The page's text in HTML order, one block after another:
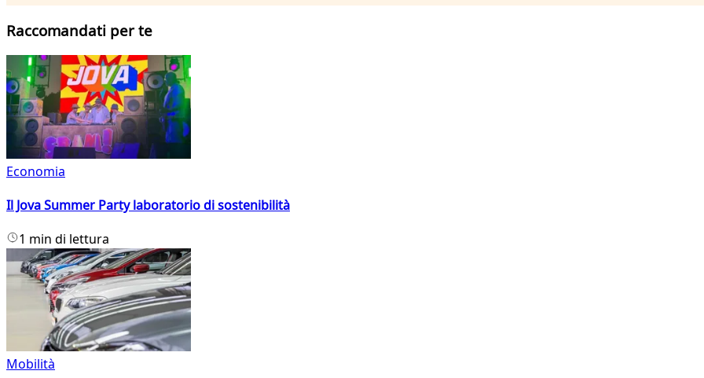
Raccomandati per te
Economia
Il Jova Summer Party laboratorio di sostenibilità
1 min di lettura
Mobilità